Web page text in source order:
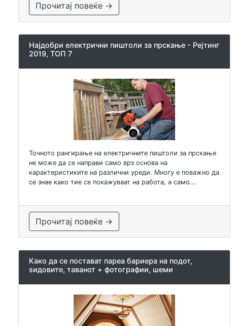
Прочитај повеќе →
Најдобри електрични пиштоли за прскање - Рејтинг
2019, ТОП 7
Точното рангирање на електричните пиштоли за прскање
не може да се направи само врз основа на
карактеристиките на различни уреди. Многу е поважно да
се знае како тие се покажуваат на работа, а само...
Прочитај повеќе →
Како да се постават пареа бариера на подот,
ѕидовите, таванот + фотографии, шеми